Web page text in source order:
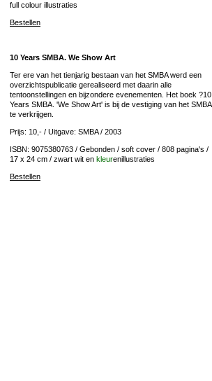
full colour illustraties
Bestellen
10 Years SMBA. We Show Art
Ter ere van het tienjarig bestaan van het SMBA werd een
overzichtspublicatie gerealiseerd met daarin alle
tentoonstellingen en bijzondere evenementen. Het boek ?10
Years SMBA. 'We Show Art' is bij de vestiging van het SMBA
te verkrijgen.
Prijs: 10,- / Uitgave: SMBA / 2003
ISBN: 9075380763 / Gebonden / soft cover / 808 pagina's /
17 x 24 cm / zwart wit en kleurenillustraties
Bestellen